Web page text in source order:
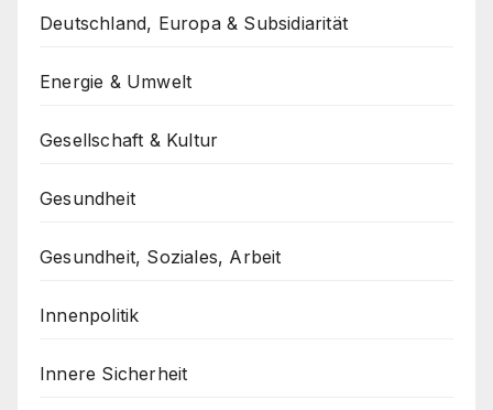
Deutschland, Europa & Subsidiarität
Energie & Umwelt
Gesellschaft & Kultur
Gesundheit
Gesundheit, Soziales, Arbeit
Innenpolitik
Innere Sicherheit